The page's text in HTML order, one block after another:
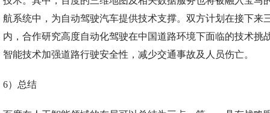
航系统中，为自动驾驶汽车提供技术支撑。双方计划在接下来
内，合作研究高度自动化驾驶在中国道路环境下面临的技术挑
智能技术加强道路行驶安全性，减少交通事故及人员伤亡。
6）总结